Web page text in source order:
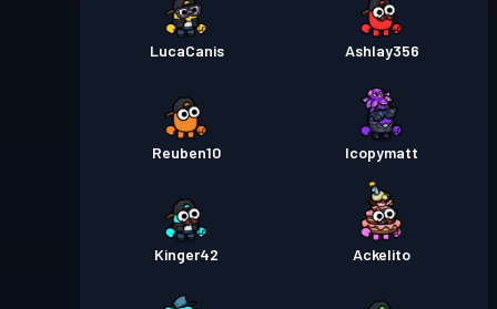
LucaCanis Ashlay356
Reuben10 Icopymatt
Kinger42 Ackelito